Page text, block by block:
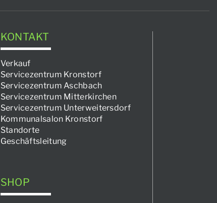
KONTAKT
Verkauf
Servicezentrum Kronstorf
Servicezentrum Aschbach
Servicezentrum Mitterkirchen
Servicezentrum Unterweitersdorf
Kommunalsalon Kronstorf
Standorte
Geschäftsleitung
SHOP